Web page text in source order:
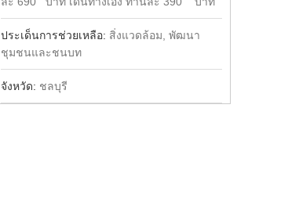
ประเด็นการช่วยเหลือ: สิ่งแวดล้อม, พัฒนา
ชุมชนและชนบท
จังหวัด: ชลบุรี